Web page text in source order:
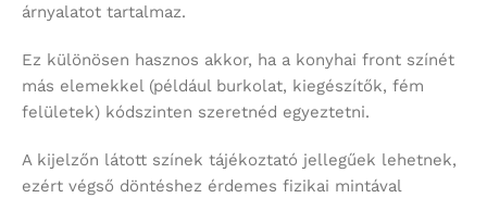
árnyalatot tartalmaz.
Ez különösen hasznos akkor, ha a konyhai front színét
más elemekkel (például burkolat, kiegészítők, fém
felületek) kódszinten szeretnéd egyeztetni.
A kijelzőn látott színek tájékoztató jellegűek lehetnek,
ezért végső döntéshez érdemes fizikai mintával